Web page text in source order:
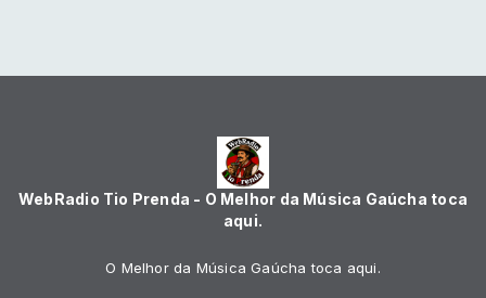
WebRadio Tio Prenda - O Melhor da Música Gaúcha toca
aqui.
O Melhor da Música Gaúcha toca aqui.